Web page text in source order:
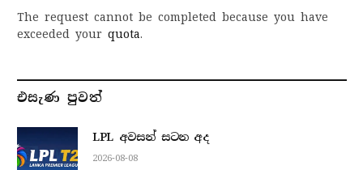
The request cannot be completed because you have
exceeded your quota.
එසැණ පුව​ත්
LPL අවසන් සටන අද
2026-08-08